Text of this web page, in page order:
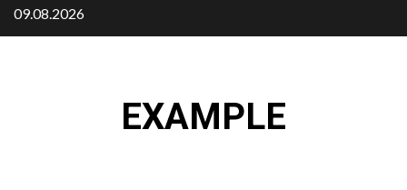
Skip
to
09.08.2026
EXAMPLE